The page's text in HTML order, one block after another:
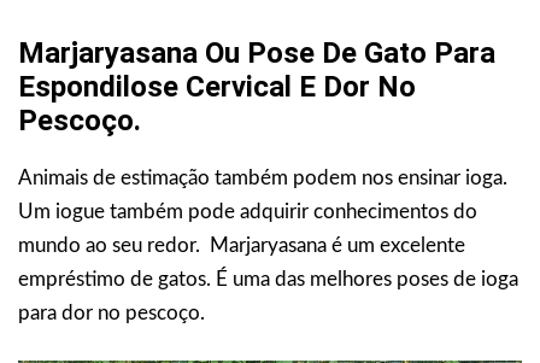
Marjaryasana Ou Pose De Gato Para
Espondilose Cervical E Dor No
Pescoço.
Animais de estimação também podem nos ensinar ioga.
Um iogue também pode adquirir conhecimentos do
mundo ao seu redor. Marjaryasana é um excelente
empréstimo de gatos. É uma das melhores poses de ioga
para dor no pescoço.